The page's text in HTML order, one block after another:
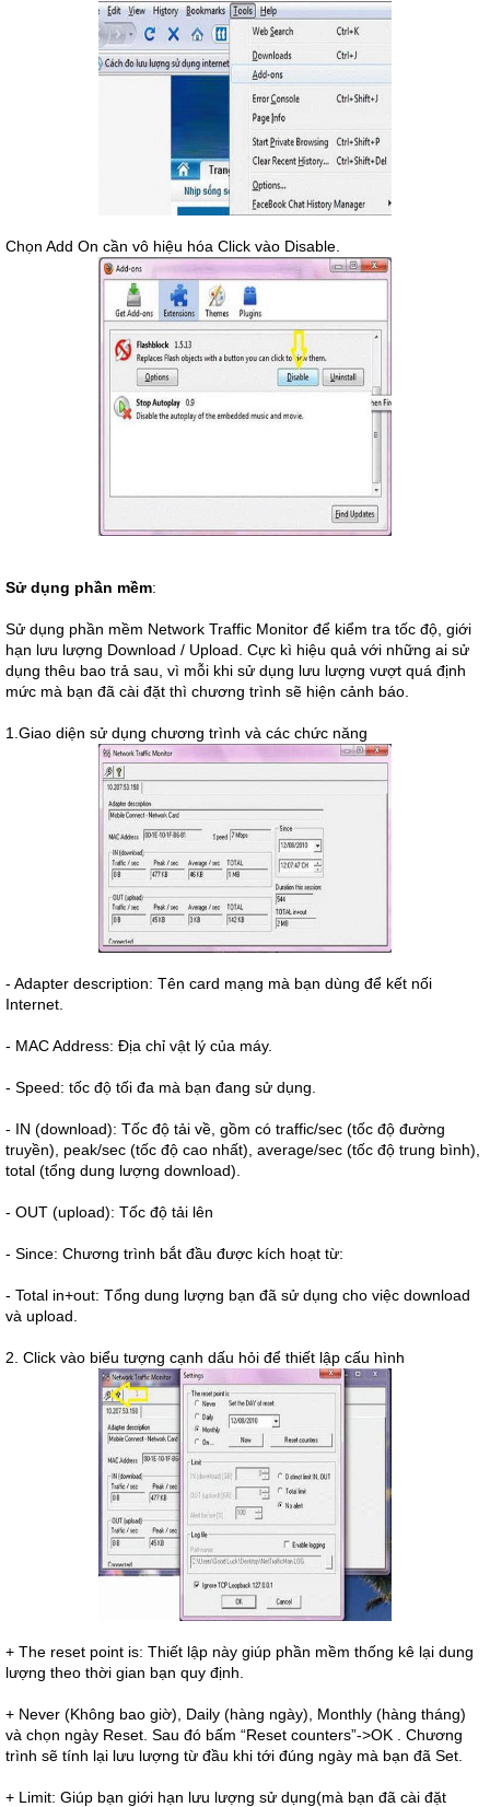
Chọn Add On cần vô hiệu hóa Click vào Disable.
Sử dụng phần mềm:
Sử dụng phần mềm Network Traffic Monitor để kiểm tra tốc độ, giới
hạn lưu lượng Download / Upload. Cực kì hiệu quả với những ai sử
dụng thêu bao trả sau, vì mỗi khi sử dụng lưu lượng vượt quá định
mức mà bạn đã cài đặt thì chương trình sẽ hiện cảnh báo.
1.Giao diện sử dụng chương trình và các chức năng
- Adapter description: Tên card mạng mà bạn dùng để kết nối
Internet.
- MAC Address: Địa chỉ vật lý của máy.
- Speed: tốc độ tối đa mà bạn đang sử dụng.
- IN (download): Tốc độ tải về, gồm có traffic/sec (tốc độ đường
truyền), peak/sec (tốc độ cao nhất), average/sec (tốc độ trung bình),
total (tổng dung lượng download).
- OUT (upload): Tốc độ tải lên
- Since: Chương trình bắt đầu được kích hoạt từ:
- Total in+out: Tổng dung lượng bạn đã sử dụng cho việc download
và upload.
2. Click vào biểu tượng cạnh dấu hỏi để thiết lập cấu hình
+ The reset point is: Thiết lập này giúp phần mềm thống kê lại dung
lượng theo thời gian bạn quy định.
+ Never (Không bao giờ), Daily (hàng ngày), Monthly (hàng tháng)
và chọn ngày Reset. Sau đó bấm “Reset counters”->OK . Chương
trình sẽ tính lại lưu lượng từ đầu khi tới đúng ngày mà bạn đã Set.
+ Limit: Giúp bạn giới hạn lưu lượng sử dụng(mà bạn đã cài đặt